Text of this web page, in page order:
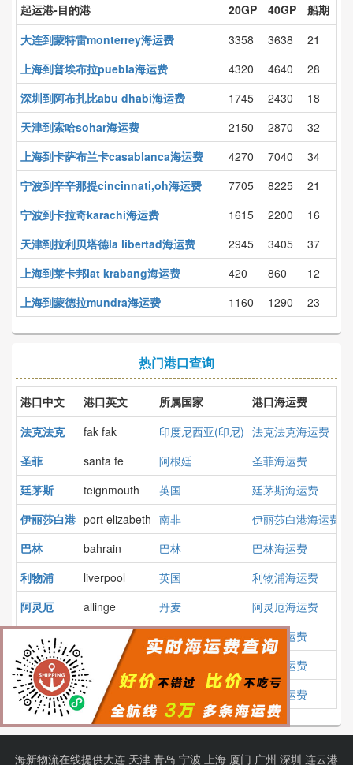
起运港-目的港 20GP 40GP
船期
大连到蒙特雷monterrey海运费
3358 3638
21
上海到普埃布拉puebla海运费
4320 4640
28
深圳到阿布扎比abu dhabi海运费
1745 2430
18
天津到索哈sohar海运费
2150 2870
32
上海到卡萨布兰卡casablanca海运费
4270 7040
34
宁波到辛辛那提cincinnati,oh海运费
7705 8225
21
宁波到卡拉奇karachi海运费
1615 2200
16
天津到拉利贝塔德la libertad海运费
2945 3405
37
上海到莱卡邦lat krabang海运费
420 860
12
上海到蒙德拉mundra海运费
1160 1290 23
热门港口查询
港口中文 港口英文 所属国家
港口海运费
法克法克
fak fak 印度尼西亚(印尼) 法克法克海运费
圣菲
santa fe 阿根廷
圣菲海运费
廷茅斯
teignmouth 英国
廷茅斯海运费
伊丽莎白港 port elizabeth 南非
伊丽莎白港海运费
巴林
bahrain 巴林
巴林海运费
利物浦
liverpool 英国
利物浦海运费
阿灵厄
allinge 丹麦
阿灵厄海运费
刻赤
俄罗斯
刻赤海运费
普吉
phuket
普吉海运费
苏佩
supe 秘鲁 苏佩海运费
海新物流在线提供大连 天津 青岛 宁波 上海 厦门 广州 深圳 连云港